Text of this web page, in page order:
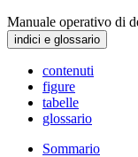
Manuale operativo di
indici e glossario
contenuti
figure
tabelle
glossario
Sommario